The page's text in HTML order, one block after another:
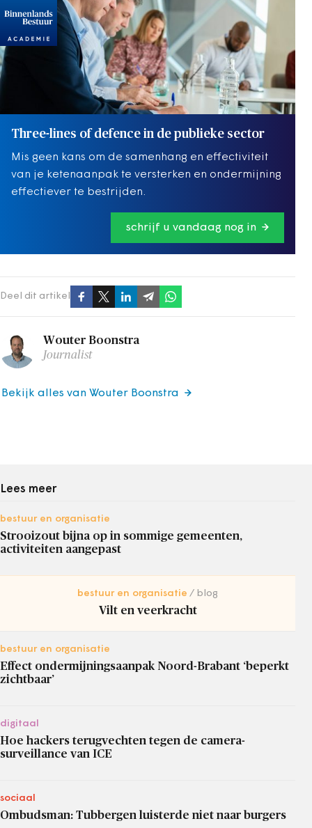
Three-lines of defence in de publieke sector
Mis geen kans om de samenhang en effectiviteit
van je ketenaanpak te versterken en ondermijning
effectiever te bestrijden.
schrijf u vandaag nog in
Deel dit artikel
Wouter Boonstra
Journalist
Bekijk alles van Wouter Boonstra
Lees meer
bestuur en organisatie
Strooizout bijna op in sommige gemeenten,
activiteiten aangepast
bestuur en organisatie blog
Vilt en veerkracht
bestuur en organisatie
Effect ondermijningsaanpak Noord-Brabant ‘beperkt
zichtbaar’
digitaal
Hoe hackers terugvechten tegen de camera-
surveillance van ICE
sociaal
Ombudsman: Tubbergen luisterde niet naar burgers